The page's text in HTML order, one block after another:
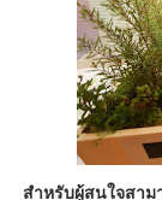
สำหรับผู้สนใจสาม